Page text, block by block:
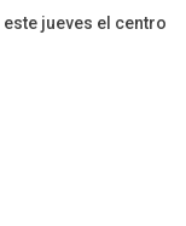
jueves el centro